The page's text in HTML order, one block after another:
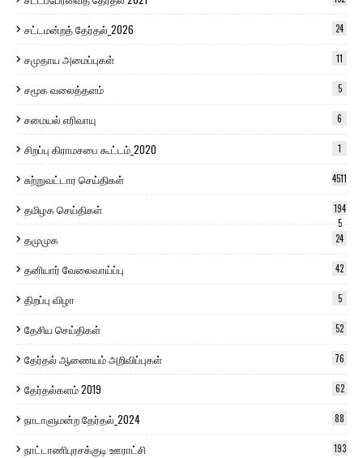
சட்டமன்றத் தேர்தல்_2026 24
சமுதாய அமைப்புகள் 11
சமூக வலைத்தளம் 5
சமையல் எரிவாயு 6
சிறப்பு கிராமசபை கூட்டம்_2020 1
சுற்றுவட்டார செய்திகள் 4511
தமிழக செய்திகள்
194
5
தமுமுக 24
தனியார் வேலைவாய்ப்பு 42
திறப்பு விழா 5
தேசிய செய்திகள் 52
தேர்தல் ஆணையம் அறிவிப்புகள் 76
தேர்தல்களம் 2019 62
நாடாளுமன்ற தேர்தல்_2024 88
நாட்டாணிபுரசக்குடி ஊராட்சி 193